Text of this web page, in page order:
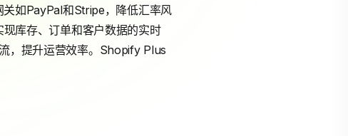
如PayPal和Stripe，降低汇率风
库存、订单和客户数据的实时
，提升运营效率。Shopify Plus